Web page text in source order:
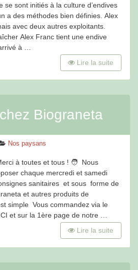
se sont initiés à la culture d’endives
a des méthodes bien définies. Alex
avec deux autres exploitants.
Alex Franc tient une endive
à …
Lire la suite
Biograneta
Categories
Nos paysans
à toutes et tous ! 🧑‍ Nous
chaque mercredi et samedi
sanitaires et sous forme de
et autres produits de
simple Vous commandez via le
et sur la 1ère page de notre …
Lire la suite